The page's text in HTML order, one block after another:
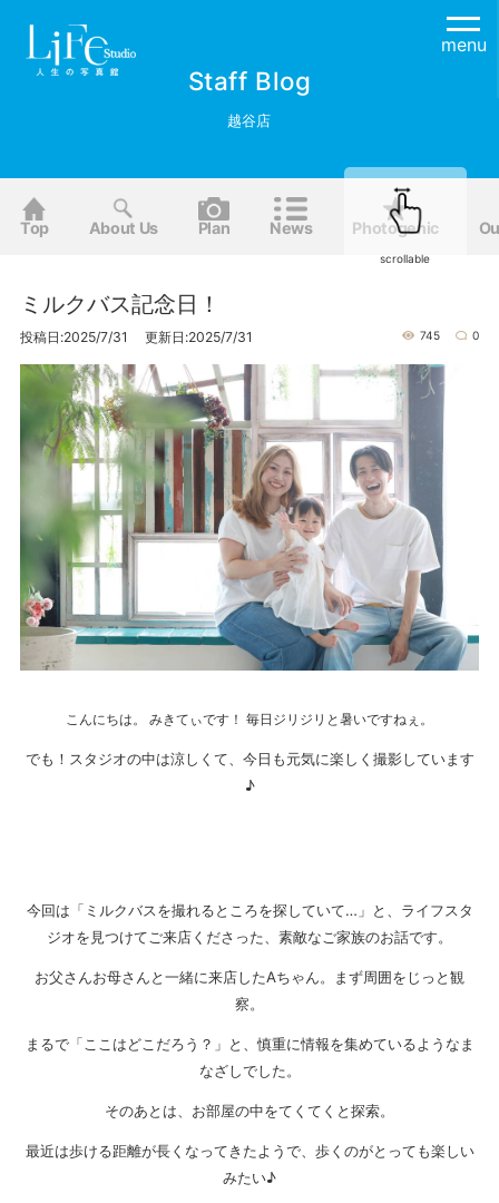
menu
Staff Blog
越谷店
Top About Us Plan News Photogenic
ミルクバス記念日！
投稿日:2025/7/31 更新日:2025/7/31 745 0
こんにちは。 みきてぃです！ 毎日ジリジリと暑いですねぇ。
でも！スタジオの中は涼しくて、今日も元気に楽しく撮影しています
♪
今回は「ミルクバスを撮れるところを探していて…」と、ライフスタ
ジオを見つけてご来店くださった、素敵なご家族のお話です。
お父さんお母さんと一緒に来店したAちゃん。まず周囲をじっと観
察。
まるで「ここはどこだろう？」と、慎重に情報を集めているようなま
なざしでした。
そのあとは、お部屋の中をてくてくと探索。
最近は歩ける距離が長くなってきたようで、歩くのがとっても楽しい
みたい♪